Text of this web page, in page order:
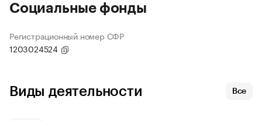
Социальные фонды
Регистрационный номер СФР
1203024524
Виды деятельности Все